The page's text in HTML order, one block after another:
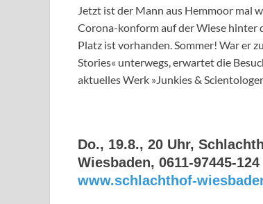
Jetzt ist der Mann aus Hemmoor mal
Corona-konform auf der Wiese hinter
Platz ist vorhanden. Sommer! War er
Stories« unterwegs, erwartet die
aktuelles Werk »Junkies &
Do., 19.8., 20 Uhr,
Wiesbaden, 0611-97445-124
www.schlachthof-